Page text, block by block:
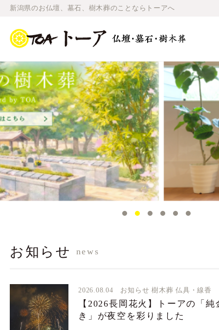
新潟県のお仏壇、墓石、樹木葬のことならトーアへ
お知らせ news
2026.08.04 お知らせ 樹木葬 仏具・線香
【2026長岡花火】トーアの「
き」が夜空を彩りました